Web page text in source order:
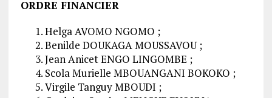
ORDRE FINANCIER
Helga AVOMO NGOMO ;
Benilde DOUKAGA MOUSSAVOU ;
Jean Anicet ENGO LINGOMBE ;
Scola Murielle MBOUANGANI BOKOKO ;
Virgile Tanguy MBOUDI ;